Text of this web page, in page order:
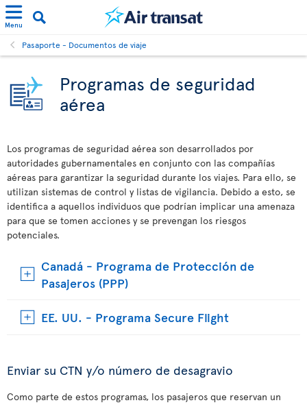
Menu
Pasaporte - Documentos de viaje
Programas de seguridad
aérea
Los programas de seguridad aérea son desarrollados por
autoridades gubernamentales en conjunto con las compañías
aéreas para garantizar la seguridad durante los viajes. Para ello, se
utilizan sistemas de control y listas de vigilancia. Debido a esto, se
identifica a aquellos individuos que podrían implicar una amenaza
para que se tomen acciones y se prevengan los riesgos
potenciales.
Canadá - Programa de Protección de
Pasajeros (PPP)
EE. UU. - Programa Secure Flight
Enviar su CTN y/o número de desagravio
Como parte de estos programas, los pasajeros que reservan un